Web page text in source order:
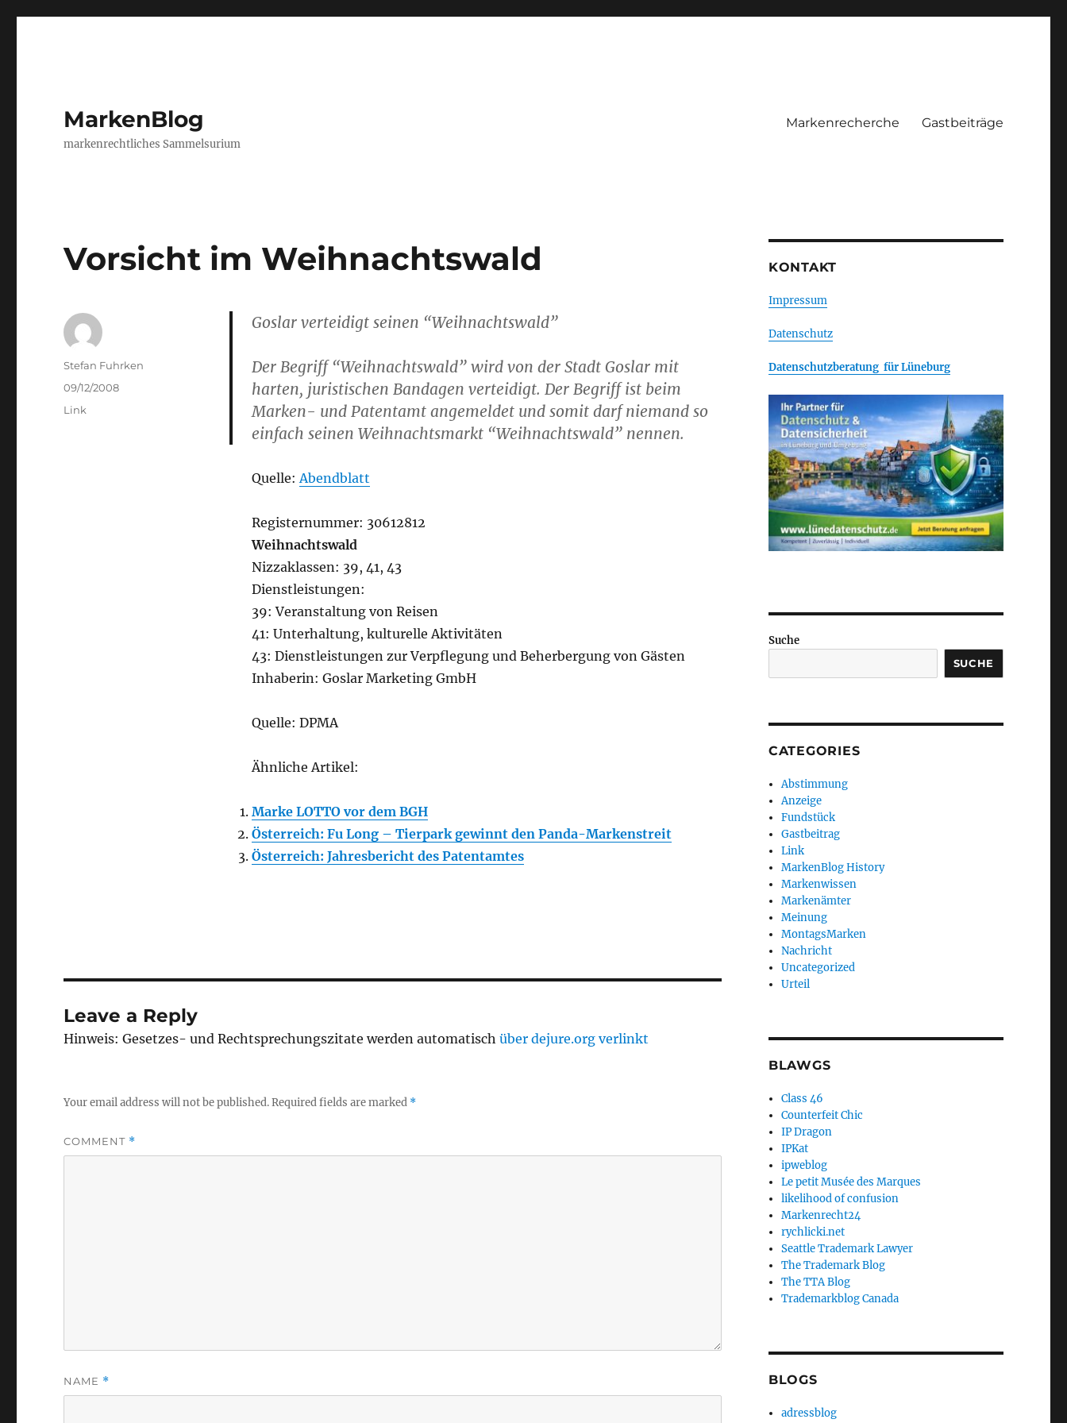
MarkenBlog
markenrechtliches Sammelsurium
Markenrecherche Gastbeiträge
Vorsicht im Weihnachtswald
Goslar verteidigt seinen “Weihnachtswald”
Der Begriff “Weihnachtswald” wird von der Stadt Goslar mit
harten, juristischen Bandagen verteidigt. Der Begriff ist beim
Marken- und Patentamt angemeldet und somit darf niemand so
einfach seinen Weihnachtsmarkt “Weihnachtswald” nennen.
Quelle:Abendblatt
Registernummer: 30612812
Weihnachtswald
Nizzaklassen: 39, 41, 43
Dienstleistungen:
39: Veranstaltung von Reisen
41: Unterhaltung, kulturelle Aktivitäten
43: Dienstleistungen zur Verpflegung und Beherbergung von Gästen
Inhaberin: Goslar Marketing GmbH
Quelle: DPMA
Ähnliche Artikel:
Marke LOTTO vor dem BGH
Österreich: Fu Long – Tierpark gewinnt den Panda-Markenstreit
Österreich: Jahresbericht des Patentamtes
Author
Stefan Fuhrken
Posted
on
09/12/2008
Categories
Link
Leave a Reply
Hinweis: Gesetzes- und Rechtsprechungszitate werden automatischüber dejure.org verlinkt
Your email address will not be published.Required fields are marked *
COMMENT *
NAME *
KONTAKT
Impressum
Datenschutz
Datenschutzberatung für Lüneburg
Suche
SUCHE
CATEGORIES
Abstimmung
Anzeige
Fundstück
Gastbeitrag
Link
MarkenBlog History
Markenwissen
Markenämter
Meinung
MontagsMarken
Nachricht
Uncategorized
Urteil
BLAWGS
Class 46
Counterfeit Chic
IP Dragon
IPKat
ipweblog
Le petit Musée des Marques
likelihood of confusion
Markenrecht24
rychlicki.net
Seattle Trademark Lawyer
The Trademark Blog
The TTA Blog
Trademarkblog Canada
BLOGS
adressblog